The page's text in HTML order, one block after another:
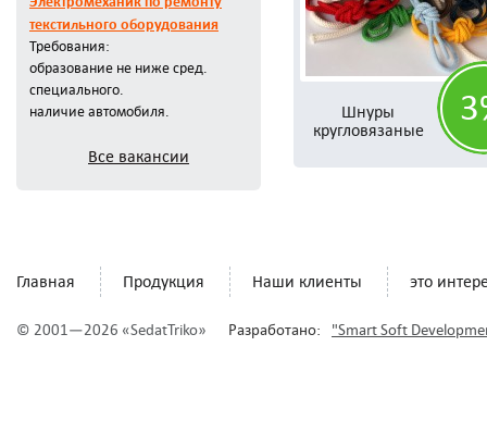
текстильного оборудования
Требования:
образование не ниже сред.
специального.
наличие автомобиля.
Все вакансии
Шнуры
кругловязаные
Главная Продукция Наши клиенты это
© 2001—2026 «SedatTriko» Разработано: "Smart Soft